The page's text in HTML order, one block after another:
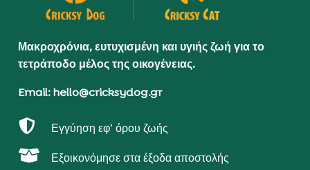
Μακροχρόνια, ευτυχισμένη και υγιής ζωή για το
τετράποδο μέλος της οικογένειας.
Email: hello@cricksydog.gr
 Εγγύηση εφ’ όρου ζωής
 Εξοικονόμησε στα έξοδα αποστολής